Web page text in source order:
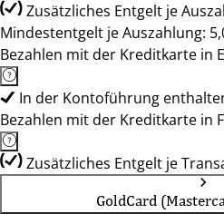
Zusätzliches Entgelt je
Mindestentgelt je Auszahlung:
Bezahlen mit der Kreditkarte in
In der Kontoführung
Bezahlen mit der Kreditkarte in
Zusätzliches Entgelt je
GoldCard